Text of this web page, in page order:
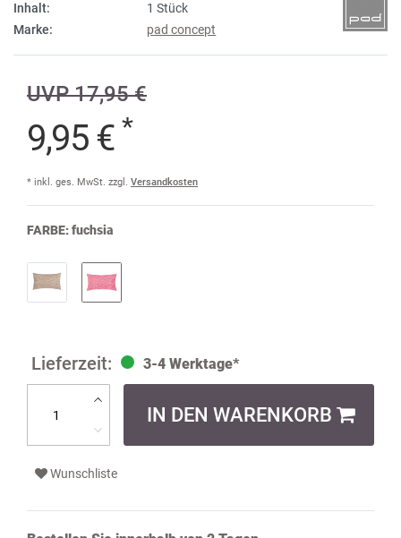
Inhalt:
1 Stück
Marke:
pad concept
UVP 17,95 €
9,95 € *
* inkl. ges. MwSt. zzgl. Versandkosten
FARBE:fuchsia
3-4 Werktage*
IN DEN WARENKORB
Wunschliste